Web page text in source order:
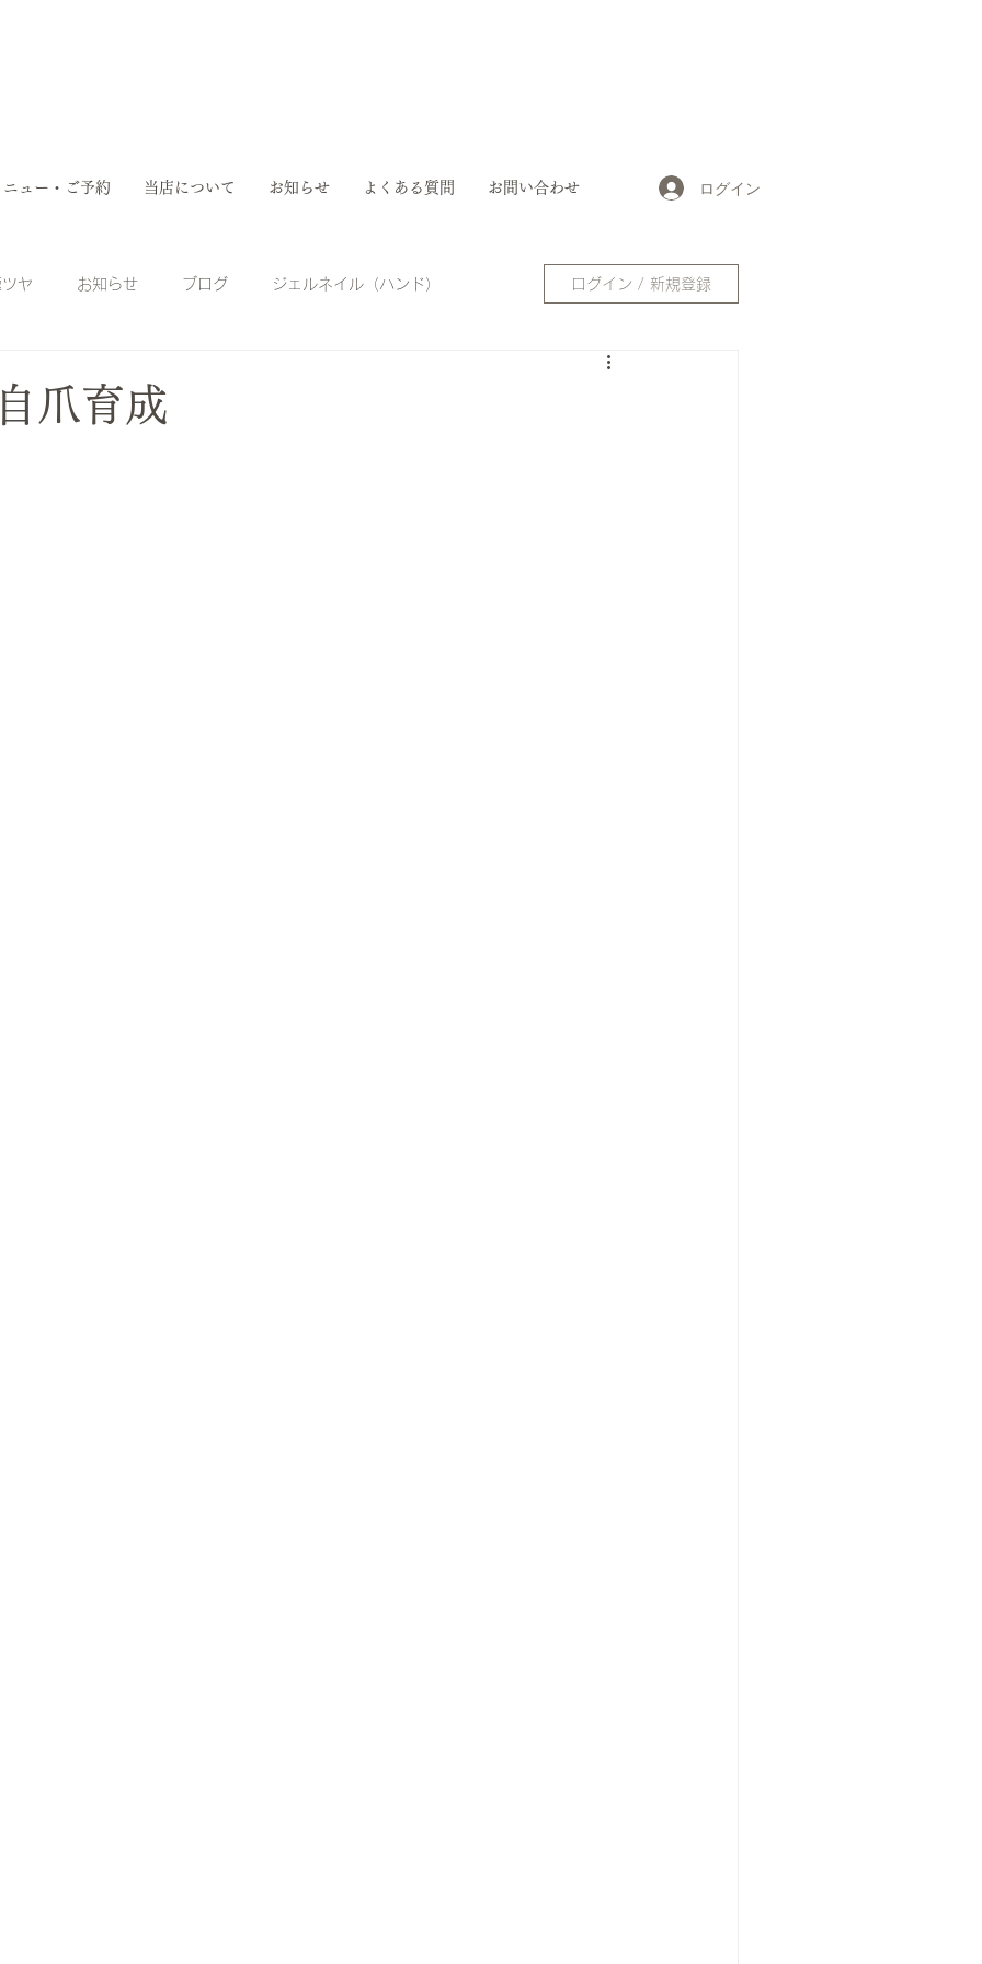
ログイン
ニュー・ご予約 当店について お知らせ よくある質問 お問い合わせ
ヤ お知らせ ブログ ジェルネイル（ハンド） ログイン / 新規登録
爪育成